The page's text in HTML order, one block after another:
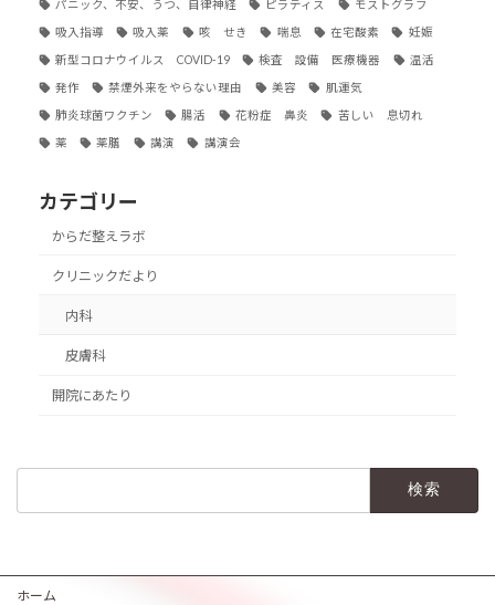
パニック、不安、うつ、自律神経 ピラティス モストグラフ
吸入指導 吸入薬 咳 せき 喘息 在宅酸素 妊娠
新型コロナウイルス COVID-19 検査 設備 医療機器 温活
発作 禁煙外来をやらない理由 美容 肌運気
肺炎球菌ワクチン 腸活 花粉症 鼻炎 苦しい 息切れ
薬 薬膳 講演 講演会
カテゴリー
からだ整えラボ
クリニックだより
内科
皮膚科
開院にあたり
ホーム